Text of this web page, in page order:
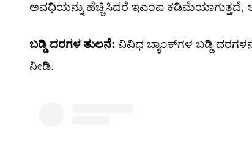
ಅವಧಿಯನ್ನು ಹೆಚ್ಚಿಸಿದರೆ ಇಎಂಐ ಕಡಿಮೆಯಾಗುತ್ತದೆ,
ಬಡ್ಡಿ ದರಗಳ ತುಲನೆ: ವಿವಿಧ ಬ್ಯಾಂಕ್‌ಗಳ ಬಡ್ಡಿ
ನೀಡಿ.